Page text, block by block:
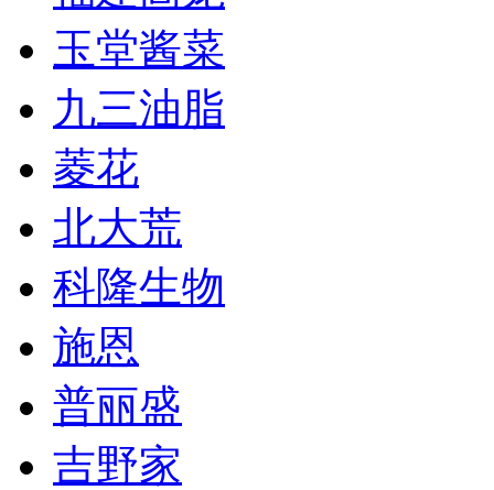
玉堂酱菜
九三油脂
菱花
北大荒
科隆生物
施恩
普丽盛
吉野家